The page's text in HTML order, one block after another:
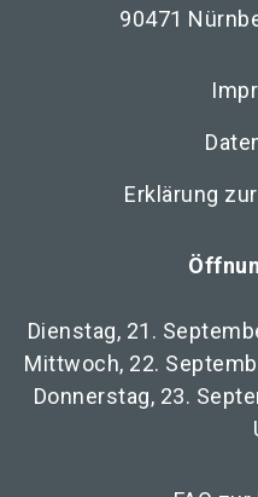
90471
Erklärung
Dienstag, 21.
Mittwoch, 22.
Donnerstag, 23.